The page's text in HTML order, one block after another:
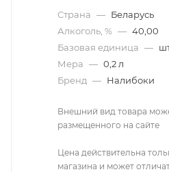
Страна — Беларусь
Алкоголь, % — 40,00
Базовая единица —
Мера — 0,2 л
Бренд — Налибоки
Внешний вид товара
размещенного на сайте
Цена действительна
магазина и может